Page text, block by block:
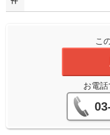
こ
お電話